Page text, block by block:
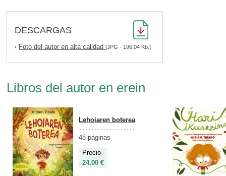
DESCARGAS
Foto del autor en alta calidad [JPG - 196.04 Kb.]
Libros del autor en erein
Lehoiaren boterea
48 páginas
Precio
24,00 €